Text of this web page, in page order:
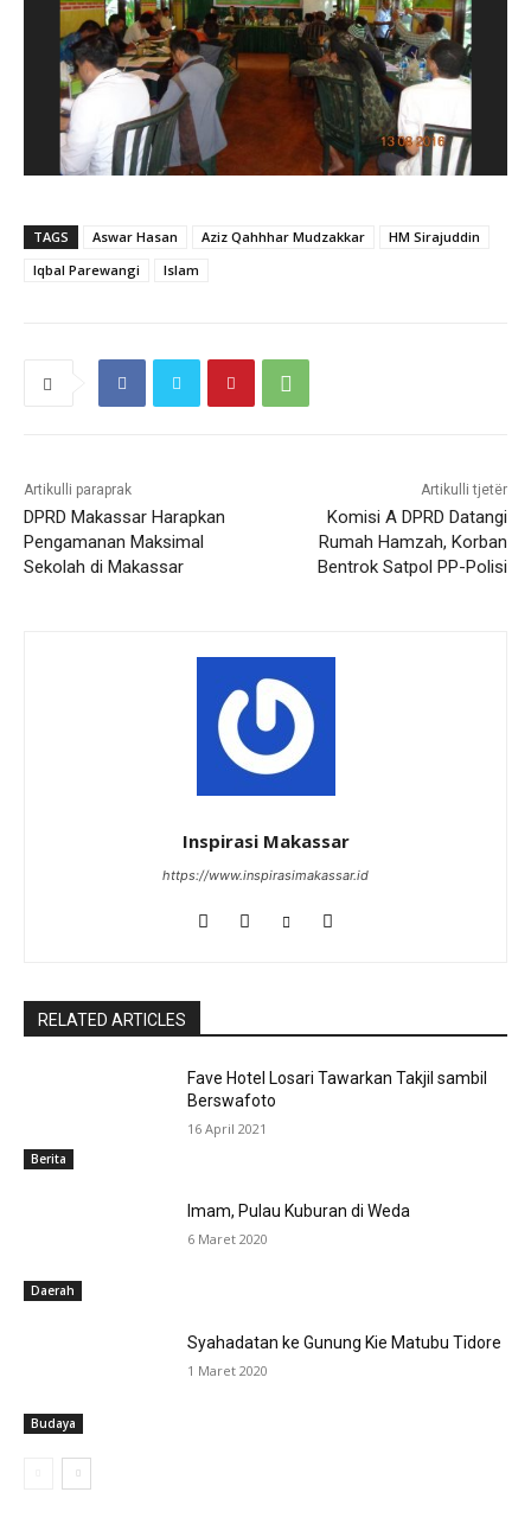
TAGS Aswar Hasan Aziz Qahhhar Mudzakkar
HM Sirajuddin
Iqbal Parewangi
Islam
Artikulli paraprak
DPRD Makassar Harapkan
Pengamanan Maksimal
Sekolah di Makassar
Artikulli tjetër
Komisi A DPRD Datangi
Rumah Hamzah, Korban
Bentrok Satpol PP-Polisi
Inspirasi Makassar
https://www.inspirasimakassar.id
RELATED ARTICLES
Berita
Fave Hotel Losari Tawarkan Takjil sambil
Berswafoto
16 April 2021
Daerah
Imam, Pulau Kuburan di Weda
6 Maret 2020
Budaya
Syahadatan ke Gunung Kie Matubu Tidore
1 Maret 2020